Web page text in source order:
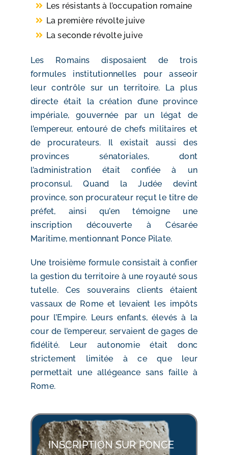
Les résistants à l’occupation romaine
La première révolte juive
La seconde révolte juive
Les Romains disposaient de trois
formules institutionnelles pour asseoir
leur contrôle sur un territoire. La plus
directe était la création d’une province
impériale, gouvernée par un légat de
l’empereur, entouré de chefs militaires et
de procurateurs. Il existait aussi des
provinces sénatoriales, dont
l’administration était confiée à un
proconsul. Quand la Judée devint
province, son procurateur reçut le titre de
préfet, ainsi qu’en témoigne une
inscription découverte à Césarée
Maritime, mentionnant Ponce Pilate.
Une troisième formule consistait à confier
la gestion du territoire à une royauté sous
tutelle. Ces souverains clients étaient
vassaux de Rome et levaient les impôts
pour l’Empire. Leurs enfants, élevés à la
cour de l’empereur, servaient de gages de
fidélité. Leur autonomie était donc
strictement limitée à ce que leur
permettait une allégeance sans faille à
Rome.
INSCRIPTION SUR PONCE